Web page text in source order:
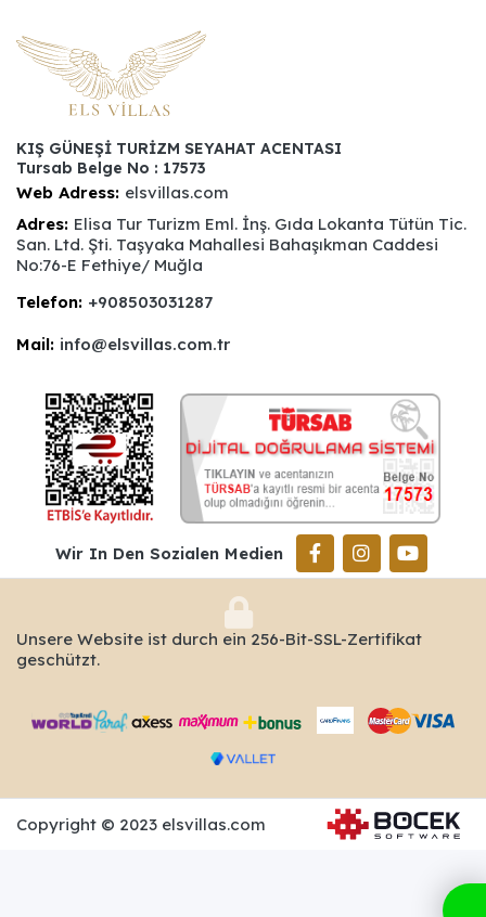
KIŞ GÜNEŞİ TURİZM SEYAHAT ACENTASI
Tursab Belge No : 17573
Web Adress: elsvillas.com
Adres: Elisa Tur Turizm Eml. İnş. Gıda Lokanta Tütün Tic.
San. Ltd. Şti. Taşyaka Mahallesi Bahaşıkman Caddesi
No:76-E Fethiye/ Muğla
Telefon: +908503031287
Mail: info@elsvillas.com.tr
Wir In Den Sozialen Medien
Unsere Website ist durch ein 256-Bit-SSL-Zertifikat
geschützt.
Copyright © 2023 elsvillas.com